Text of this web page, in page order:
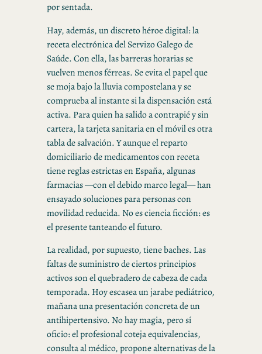
por sentada.
Hay, además, un discreto héroe digital: la
receta electrónica del Servizo Galego de
Saúde. Con ella, las barreras horarias se
vuelven menos férreas. Se evita el papel que
se moja bajo la lluvia compostelana y se
comprueba al instante si la dispensación está
activa. Para quien ha salido a contrapié y sin
cartera, la tarjeta sanitaria en el móvil es otra
tabla de salvación. Y aunque el reparto
domiciliario de medicamentos con receta
tiene reglas estrictas en España, algunas
farmacias —con el debido marco legal— han
ensayado soluciones para personas con
movilidad reducida. No es ciencia ficción: es
el presente tanteando el futuro.
La realidad, por supuesto, tiene baches. Las
faltas de suministro de ciertos principios
activos son el quebradero de cabeza de cada
temporada. Hoy escasea un jarabe pediátrico,
mañana una presentación concreta de un
antihipertensivo. No hay magia, pero sí
oficio: el profesional coteja equivalencias,
consulta al médico, propone alternativas de la